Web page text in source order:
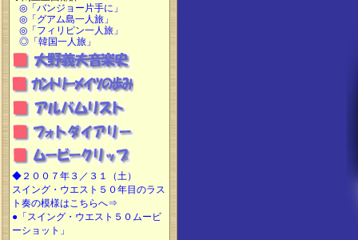
◎「バンジョー片手に」
◎「グアム島一人旅」
◎「フィリピン一人旅」
◎「韓国一人旅」
◆ ２００７年３／３１（土）
スイング・ウエスト５０年目のラス
ト奏の模様はこちらへ⇒
●「スイング・ウエスト５０ムービ
ーショット」